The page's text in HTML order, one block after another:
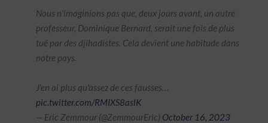
Nous n'imaginions pas que, deux jours avant, un autre
professeur, Dominique Bernard, serait une fois de plus
tué par des djihadistes. Cela devient une habitude dans
notre pays.
J'en ai plus qu'assez de ces fausses…
pic.twitter.com/RMIXS8aslK
— Eric Zemmour (@ZemmourEric) October 16, 2023